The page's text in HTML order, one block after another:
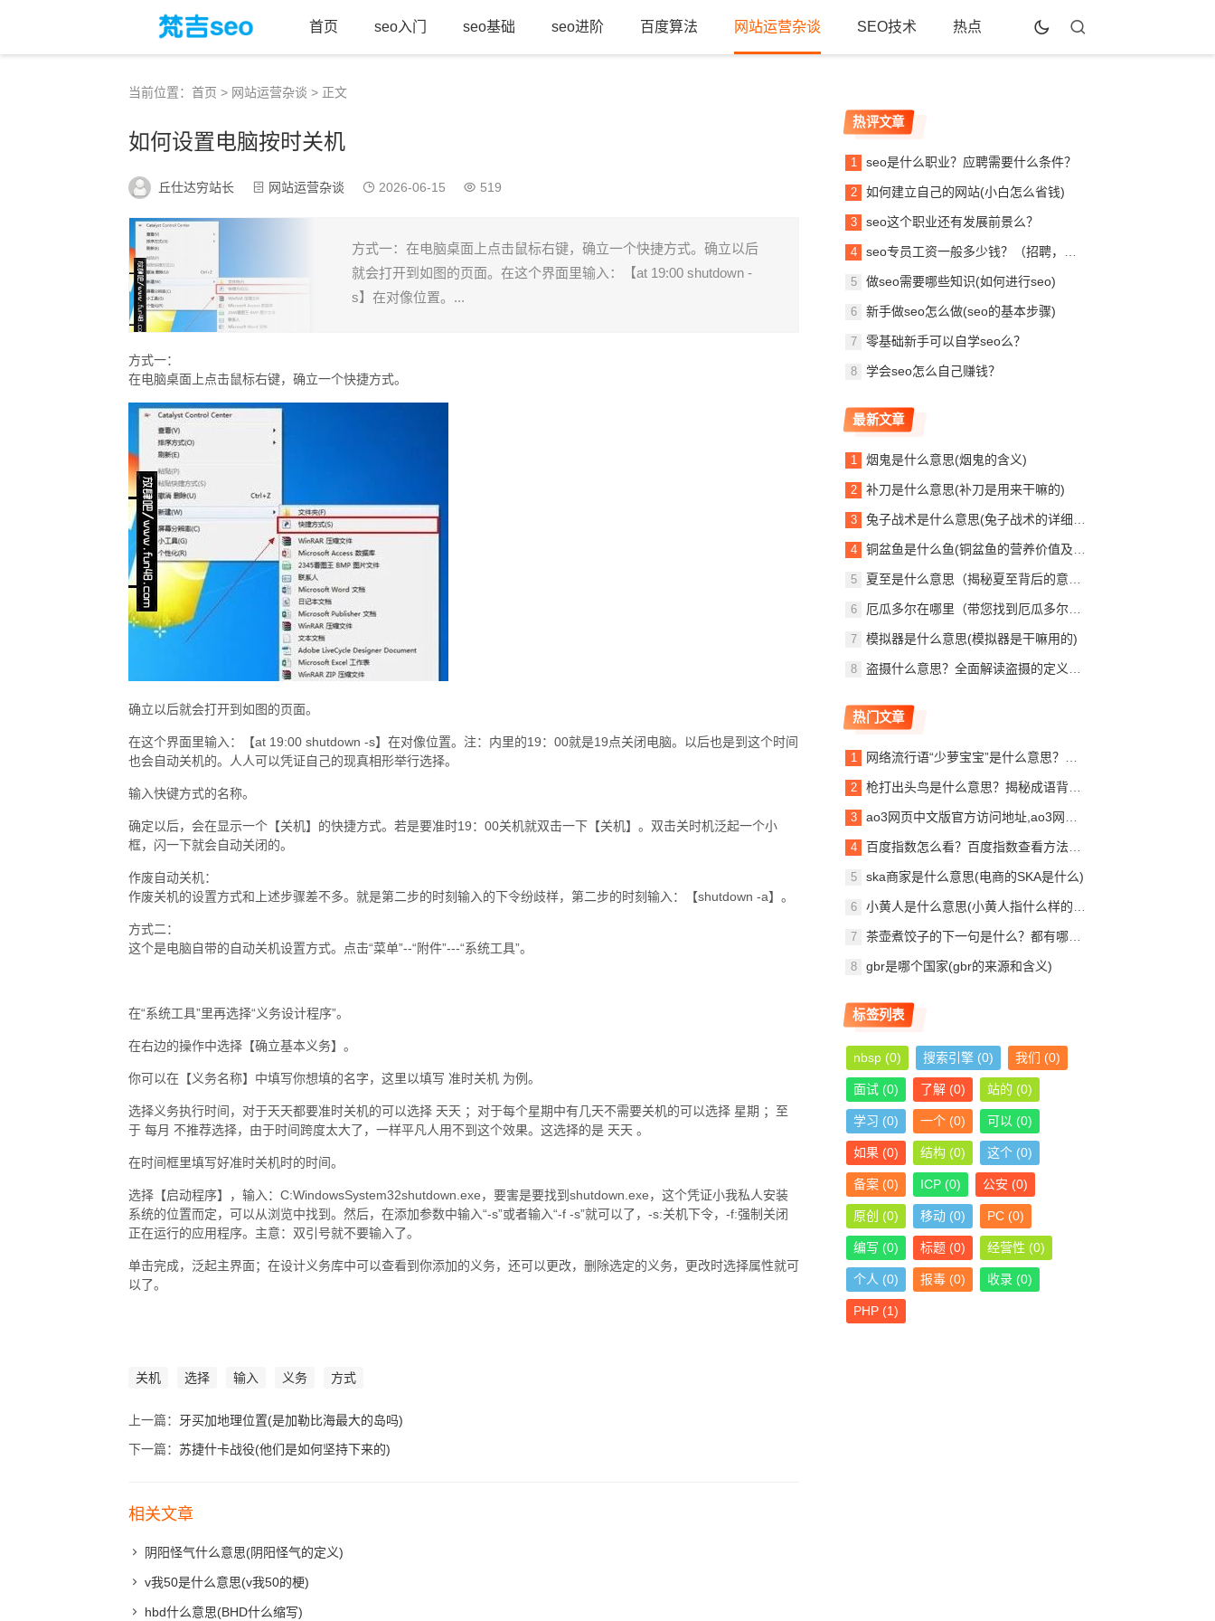
首页 seo入门 seo基础 seo进阶 百度算法 网站运营杂谈 SEO技术 热点
当前位置： 首页 > 网站运营杂谈 > 正文
如何设置电脑按时关机
丘仕达穷站长 网站运营杂谈 2026-06-15 519
方式一：在电脑桌面上点击鼠标右键，确立一个快捷方式。确立以后
就会打开到如图的页面。在这个界面里输入：【at 19:00 shutdown -
s】在对像位置。...
方式一：
在电脑桌面上点击鼠标右键，确立一个快捷方式。
确立以后就会打开到如图的页面。
在这个界面里输入：【at 19:00 shutdown -s】在对像位置。注：内里的19：00就是19点关闭电脑。以后也是到这个时间
也会自动关机的。人人可以凭证自己的现真相形举行选择。
输入快键方式的名称。
确定以后，会在显示一个【关机】的快捷方式。若是要准时19：00关机就双击一下【关机】。双击关时机泛起一个小
框，闪一下就会自动关闭的。
作废自动关机：
作废关机的设置方式和上述步骤差不多。就是第二步的时刻输入的下令纷歧样，第二步的时刻输入：【shutdown -a】。
方式二：
这个是电脑自带的自动关机设置方式。点击“菜单”--“附件”---“系统工具”。
在“系统工具”里再选择“义务设计程序”。
在右边的操作中选择【确立基本义务】。
你可以在【义务名称】中填写你想填的名字，这里以填写 准时关机 为例。
选择义务执行时间，对于天天都要准时关机的可以选择 天天 ；对于每个星期中有几天不需要关机的可以选择 星期 ；至
于 每月 不推荐选择，由于时间跨度太大了，一样平凡人用不到这个效果。这选择的是 天天 。
在时间框里填写好准时关机时的时间。
选择【启动程序】，输入：C:WindowsSystem32shutdown.exe，要害是要找到shutdown.exe，这个凭证小我私人安装
系统的位置而定，可以从浏览中找到。然后，在添加参数中输入“-s”或者输入“-f -s”就可以了，-s:关机下令，-f:强制关闭
正在运行的应用程序。主意：双引号就不要输入了。
单击完成，泛起主界面；在设计义务库中可以查看到你添加的义务，还可以更改，删除选定的义务，更改时选择属性就可
以了。
关机 选择 输入 义务 方式
上一篇： 牙买加地理位置(是加勒比海最大的岛吗)
下一篇： 苏捷什卡战役(他们是如何坚持下来的)
相关文章
阴阳怪气什么意思(阴阳怪气的定义)
v我50是什么意思(v我50的梗)
hbd什么意思(BHD什么缩写)
热评文章
seo是什么职业？应聘需要什么条件？
如何建立自己的网站(小白怎么省钱)
seo这个职业还有发展前景么？
seo专员工资一般多少钱？（招聘，待遇，月薪）！
做seo需要哪些知识(如何进行seo)
新手做seo怎么做(seo的基本步骤)
零基础新手可以自学seo么？
学会seo怎么自己赚钱？
最新文章
烟鬼是什么意思(烟鬼的含义)
补刀是什么意思(补刀是用来干嘛的)
兔子战术是什么意思(兔子战术的详细解释)
铜盆鱼是什么鱼(铜盆鱼的营养价值及效果)
夏至是什么意思（揭秘夏至背后的意义）
厄瓜多尔在哪里（带您找到厄瓜多尔的位置所在）
模拟器是什么意思(模拟器是干嘛用的)
盗摄什么意思？全面解读盗摄的定义与危害
热门文章
网络流行语“少萝宝宝”是什么意思？带你了解其含义和起源
枪打出头鸟是什么意思？揭秘成语背后的深层含义
ao3网页中文版官方访问地址,ao3网页打不开了怎么解决？
百度指数怎么看？百度指数查看方法（新手教程）
ska商家是什么意思(电商的SKA是什么)
小黄人是什么意思(小黄人指什么样的人)
茶壶煮饺子的下一句是什么？都有哪些说法？
gbr是哪个国家(gbr的来源和含义)
标签列表
nbsp (0) 搜索引擎 (0) 我们 (0)
面试 (0) 了解 (0) 站的 (0)
学习 (0) 一个 (0) 可以 (0)
如果 (0) 结构 (0) 这个 (0)
备案 (0) ICP (0) 公安 (0)
原创 (0) 移动 (0) PC (0)
编写 (0) 标题 (0) 经营性 (0)
个人 (0) 报毒 (0) 收录 (0)
PHP (1)